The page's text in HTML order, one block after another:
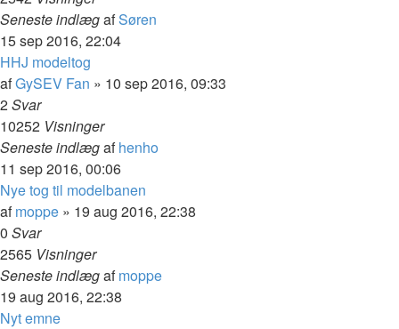
Seneste indlægafSøren
15 sep 2016, 22:04
HHJ modeltog
afGySEV Fan » 10 sep 2016, 09:33
2Svar
10252 Visninger
Seneste indlægafhenho
11 sep 2016, 00:06
Nye tog til modelbanen
afmoppe » 19 aug 2016, 22:38
0 Svar
2565 Visninger
Seneste indlægafmoppe
19 aug 2016, 22:38
Nyt emne